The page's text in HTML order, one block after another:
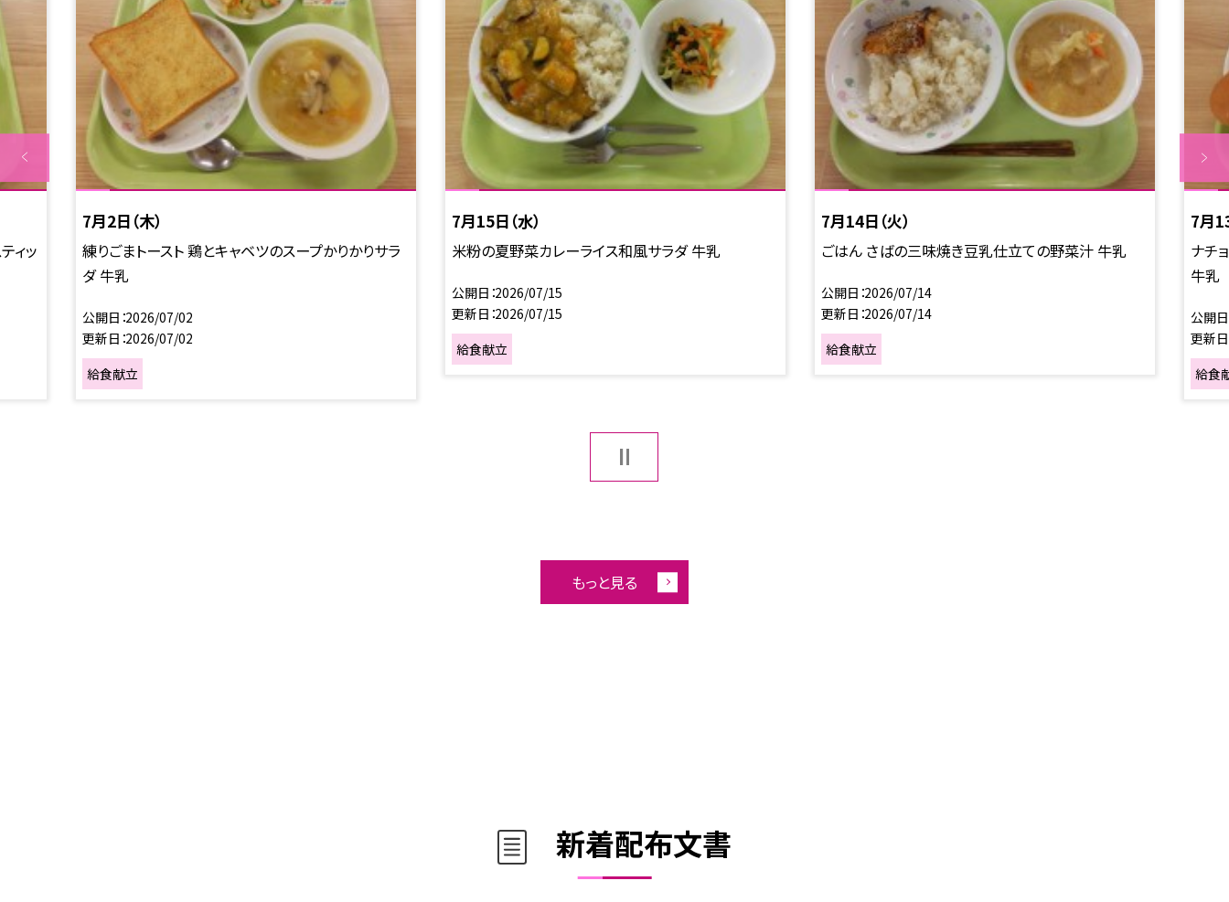
ィッ
7月2日（木）
練りごまトースト 鶏とキャベツのスープかりかりサラ
ダ 牛乳
公開日 2026/07/02
更新日 2026/07/02
給食献立
7月15日（水）
米粉の夏野菜カレーライス和風サラダ 牛乳
公開日 2026/07/15
更新日 2026/07/15
給食献立
7月14日（火）
ごはん さばの三味焼き豆乳仕立ての野菜汁 牛乳
公開日 2026/07/14
更新日 2026/07/14
給食献立
7月
ナチ
牛乳
公開日
更新日
給食
もっと見る
新着配布文書